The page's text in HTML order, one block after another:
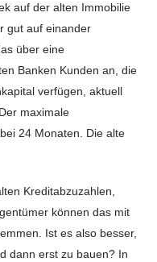
auf der alten Immobilie
gut auf einander
über eine
Banken Kunden an, die
verfügen, aktuell
maximale
24 Monaten. Die alte
Kreditabzuzahlen,
können das mit
Ist es also besser,
dann erst zu bauen? In